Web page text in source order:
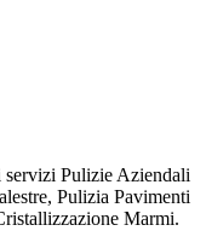
Pulizie Aziendali
Pulizia Pavimenti
Marmi.